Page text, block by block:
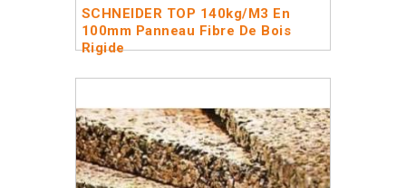
SCHNEIDER TOP 140kg/m3 En
100mm Panneau Fibre De Bois
Rigide